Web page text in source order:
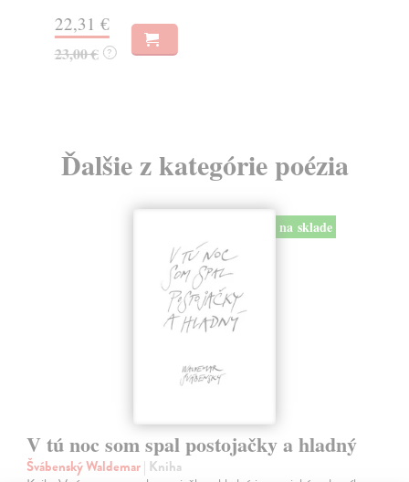
22,31 €
23,00 € ?
Ďalšie z kategórie poézia
na sklade
V tú noc som spal postojačky a hladný
Švábenský Waldemar| Kniha